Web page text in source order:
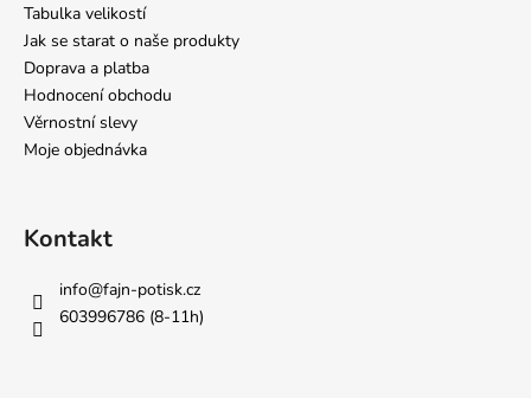
Tabulka velikostí
Jak se starat o naše produkty
Doprava a platba
Hodnocení obchodu
Věrnostní slevy
Moje objednávka
Kontakt
info@fajn-potisk.cz
603996786 (8-11h)